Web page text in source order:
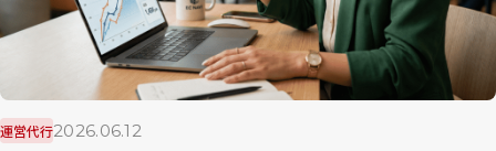
運営代行2026.06.12